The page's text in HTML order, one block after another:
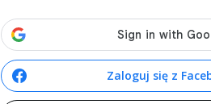
Zaloguj się z